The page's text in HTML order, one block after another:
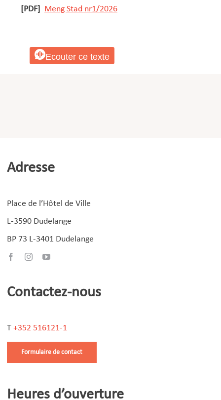
[PDF] Meng Stad nr1/2026
Ecouter ce texte
Adresse
Place de l’Hôtel de Ville
L-3590 Dudelange
BP 73 L-3401 Dudelange
Contactez-nous
T +352 516121-1
Formulaire de contact
Heures d’ouverture